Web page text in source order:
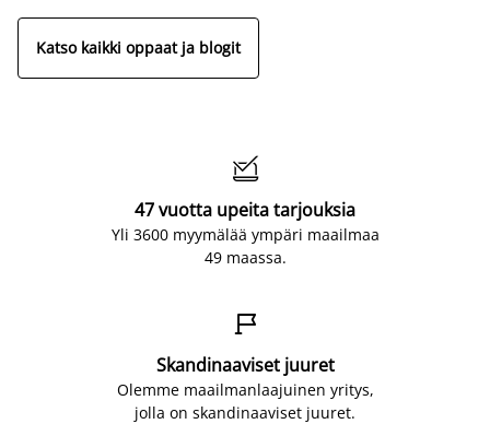
Katso kaikki oppaat ja blogit

47 vuotta upeita tarjouksia
Yli 3600 myymälää ympäri maailmaa
49 maassa.

Skandinaaviset juuret
Olemme maailmanlaajuinen yritys,
jolla on skandinaaviset juuret.